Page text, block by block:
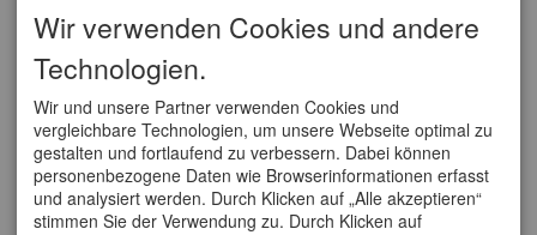
Organisationskomitee
Partner/ Sponsoren
Tickets
Anfahrt
WELTCUPS
Vierschanzentournee
FIS Weltcup Skifliegen
FIS Ski Cross Weltcup Grasgehren
Wir verwenden Cookies und andere
Technologien.
Wir und unsere Partner verwenden Cookies und
vergleichbare Technologien, um unsere Webseite optimal zu
gestalten und fortlaufend zu verbessern. Dabei können
personenbezogene Daten wie Browserinformationen erfasst
und analysiert werden. Durch Klicken auf „Alle akzeptieren“
stimmen Sie der Verwendung zu. Durch Klicken auf